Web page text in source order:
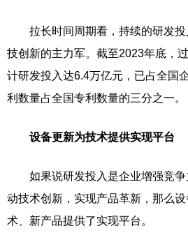
拉长时间周期看，持续的研发投
技创新的主力军。截至2023年底，
计研发投入达6.4万亿元，已占全国
利数量占全国专利数量的三分之一。
设备更新为技术提供实现平台
如果说研发投入是企业增强竞争
动技术创新，实现产品革新，那么
术、新产品提供了实现平台。